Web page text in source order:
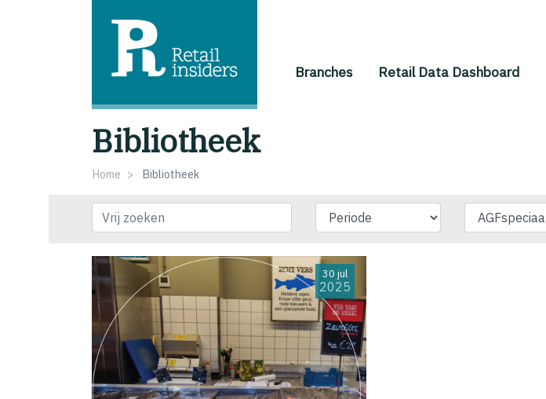
Branches Retail Data Dashboard
Bibliotheek
Home Bibliotheek
Vrij zoeken
30 jul
2025